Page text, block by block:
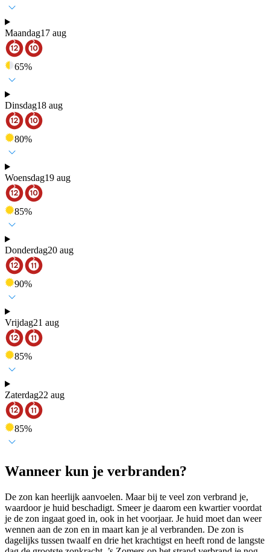
Maandag17 aug
65%
Dinsdag18 aug
80%
Woensdag19 aug
85%
Donderdag20 aug
90%
Vrijdag21 aug
85%
Zaterdag22 aug
85%
Wanneer kun je verbranden?
De zon kan heerlijk aanvoelen. Maar bij te veel zon verbrand je,
waardoor je huid beschadigt. Smeer je daarom een kwartier voordat
je de zon ingaat goed in, ook in het voorjaar. Je huid moet dan weer
wennen aan de zon en in maart kan je al verbranden. De zon is
dagelijks tussen twaalf en drie het krachtigst en heeft rond de langste